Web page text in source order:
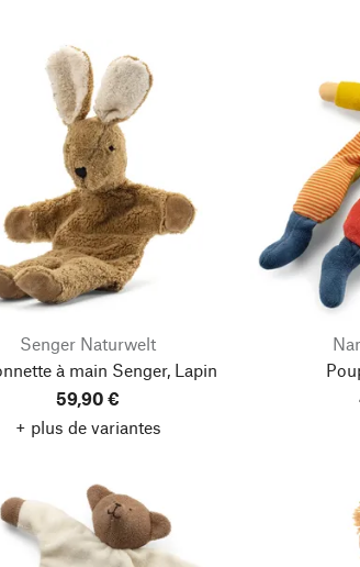
Senger Naturwelt
à main Senger, Lapin
59,90 €
+ plus de variantes